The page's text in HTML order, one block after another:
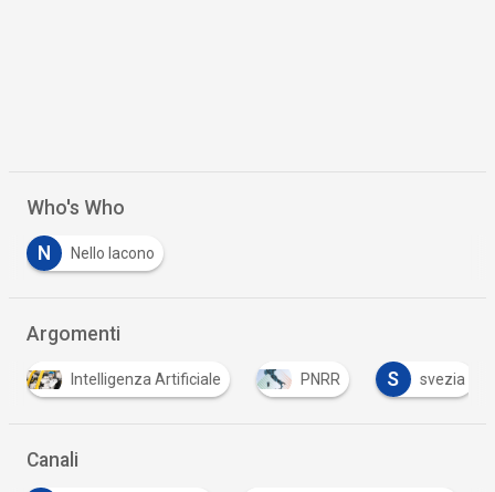
Who's Who
N Nello Iacono
Argomenti
Intelligenza Artificiale PNRR S svezia
Canali